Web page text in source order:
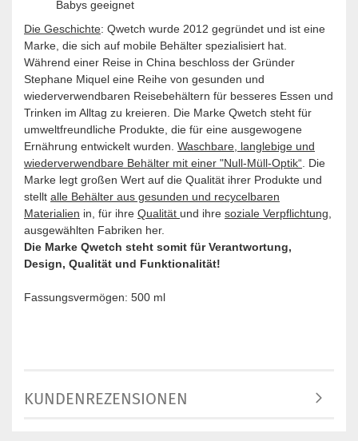
Babys geeignet
Die Geschichte: Qwetch wurde 2012 gegründet und ist eine
Marke, die sich auf mobile Behälter spezialisiert hat.
Während einer Reise in China beschloss der Gründer
Stephane Miquel eine Reihe von gesunden und
wiederverwendbaren Reisebehältern für besseres Essen und
Trinken im Alltag zu kreieren. Die Marke Qwetch steht für
umweltfreundliche Produkte, die für eine ausgewogene
Ernährung entwickelt wurden. Waschbare, langlebige und
wiederverwendbare Behälter mit einer "Null-Müll-Optik“ . Die
Marke legt großen Wert auf die Qualität ihrer Produkte und
stellt alle Behälter aus gesunden und recycelbaren
Materialien in, für ihre Qualität und ihre soziale Verpflichtung
ausgewählten Fabriken her.
Die Marke Qwetch steht somit für Verantwortung,
Design, Qualität und Funktionalität!
Fassungsvermögen: 500 ml
KUNDENREZENSIONEN